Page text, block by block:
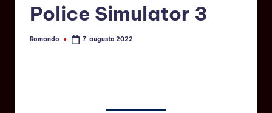
Police Simulator 3
Romando 7. augusta 2022